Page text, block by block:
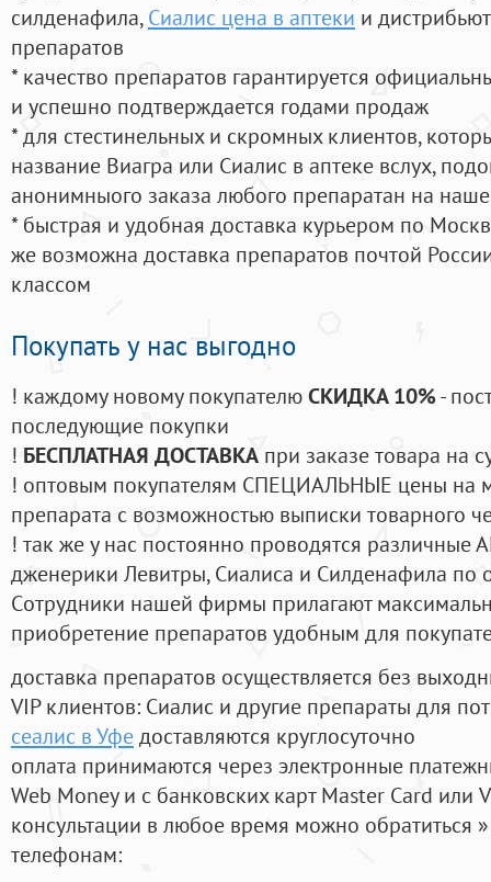
силденафила, Сиалис цена в аптеки и
препаратов
* качество препаратов гарантируется
и успешно подтверждается годами продаж
* для стестинельных и скромных клиентов,
название Виагра или Сиалис в аптеке вслух,
анонимныого заказа любого препаратан на
* быстрая и удобная доставка курьером по
же возможна доставка препаратов почтой
классом
Покупать у нас выгодно
! каждому новому покупателюСКИДКА 10%-
последующие покупки
! БЕСПЛАТНАЯ ДОСТАВКА при заказе товара на
! оптовым покупателям СПЕЦИАЛЬНЫЕ цены на
препарата с возможностью выписки товарного
! так же у нас постоянно проводятся
дженерики Левитры, Сиалиса и Силденафила по
Cотрудники нашей фирмы прилагают
приобретение препаратов удобным для
доставка препаратов осуществляется без
VIP клиентов: Сиалис и другие препараты для
сеалис в Уфедоставляются круглосуточно
оплата принимаются через электронные
Web Money и с банковских карт Master Card или
консультации в любое время можно обратиться
телефонам: